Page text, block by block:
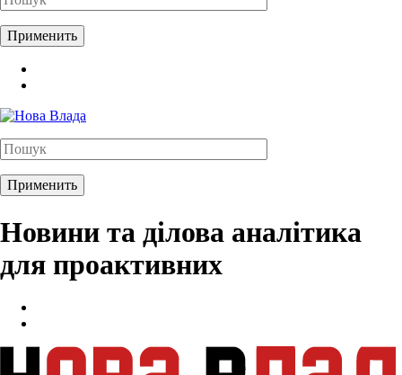
Новини та ділова аналітика
для проактивних